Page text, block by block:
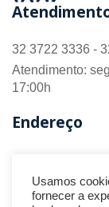
32 3722 3336 -
Atendimento:
17:00h
Endereço
R. Barão do
CEP 36.880-
Usamos
fornecer a